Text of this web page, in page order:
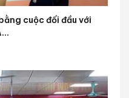
cuộc đối đầu với